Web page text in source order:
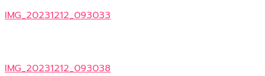
IMG_20231212_093033
IMG_20231212_093038